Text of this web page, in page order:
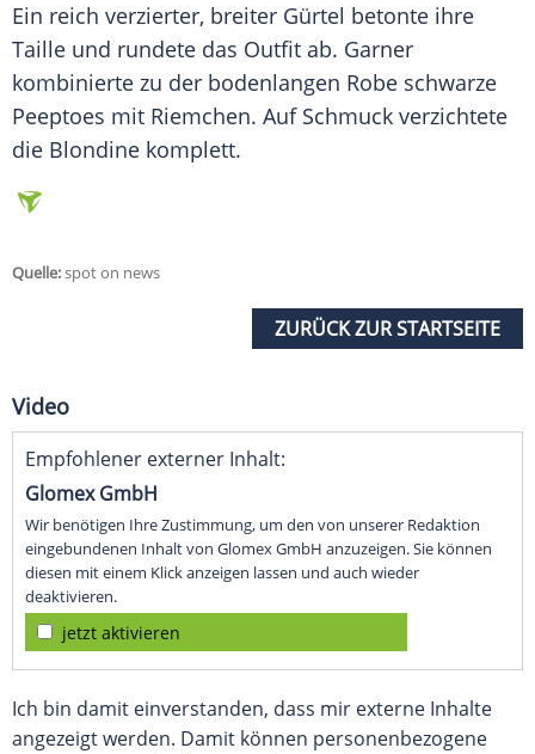
Ein reich verzierter, breiter Gürtel betonte ihre
Taille und rundete das Outfit ab. Garner
kombinierte zu der bodenlangen Robe schwarze
Peeptoes mit Riemchen. Auf Schmuck verzichtete
die Blondine komplett.
Quelle:spot on news
ZURÜCK ZUR STARTSEITE
Video
Empfohlener externer Inhalt:
Glomex GmbH
Wir benötigen Ihre Zustimmung, um den von unserer Redaktion
eingebundenen Inhalt von Glomex GmbH anzuzeigen. Sie können
diesen mit einem Klick anzeigen lassen und auch wieder
deaktivieren.
jetzt aktivieren
Ich bin damit einverstanden, dass mir externe Inhalte
angezeigt werden. Damit können personenbezogene